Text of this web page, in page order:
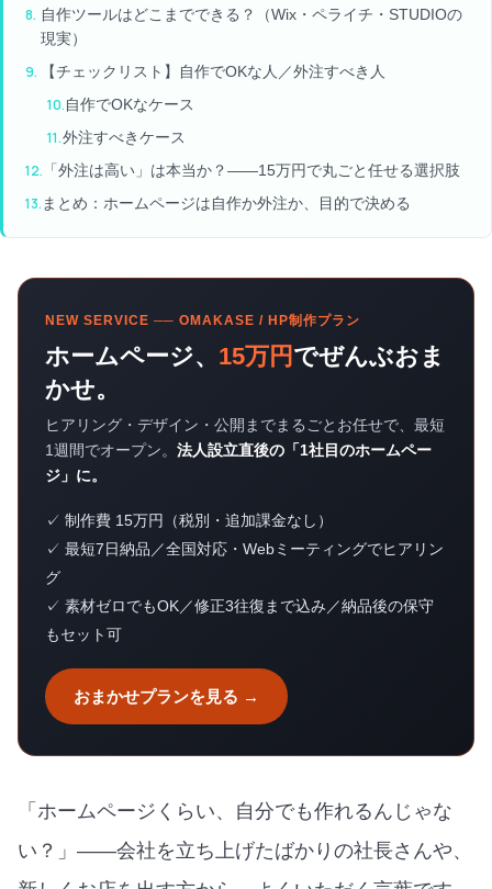
自作ツールはどこまでできる？（Wix・ペライチ・STUDIOの
現実）
【チェックリスト】自作でOKな人／外注すべき人
自作でOKなケース
外注すべきケース
「外注は高い」は本当か？——15万円で丸ごと任せる選択肢
まとめ：ホームページは自作か外注か、目的で決める
NEW SERVICE ── OMAKASE / HP制作プラン
ホームページ、 15万円 でぜんぶおま
かせ。
ヒアリング・デザイン・公開までまるごとお任せで、最短
1週間でオープン。 法人設立直後の「1社目のホームペー
ジ」に。
✓ 制作費 15万円（税別・追加課金なし）
✓ 最短7日納品／全国対応・Webミーティングでヒアリン
グ
✓ 素材ゼロでもOK／修正3往復まで込み／納品後の保守
もセット可
おまかせプランを見る →
「ホームページくらい、自分でも作れるんじゃな
い？」——会社を立ち上げたばかりの社長さんや、